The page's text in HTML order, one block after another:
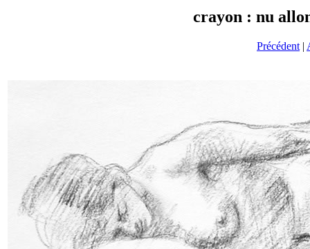
crayon : nu
Précédent |